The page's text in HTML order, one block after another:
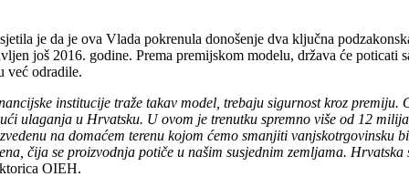
je da je ova Vlada pokrenula donošenje dva ključna
još 2016. godine. Prema premijskom modelu, država će
već odradile.
institucije traže takav model, trebaju sigurnost kroz
ulaganja u Hrvatsku. U ovom je trenutku spremno više od 12
na domaćem terenu kojom ćemo smanjiti
čija se proizvodnja potiče u našim susjednim zemljama.
OIEH.